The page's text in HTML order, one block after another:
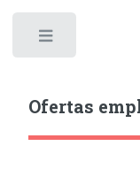
Ofertas